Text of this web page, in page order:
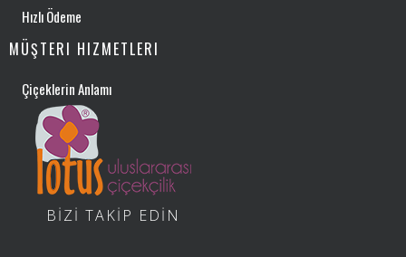
Hızlı Ödeme
MÜŞTERI HIZMETLERI
Çiçeklerin Anlamı
BİZİ TAKİP EDİN